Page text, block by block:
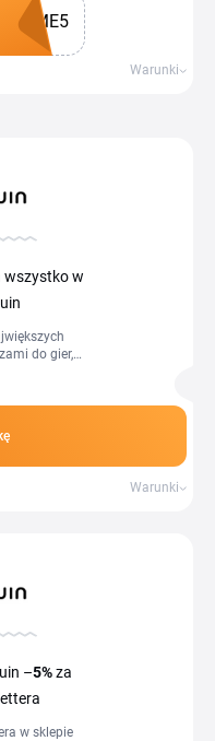
sklepu.
ME5
Warunki
wszystko w
do gier,
Warunki
–5%za
w sklepie